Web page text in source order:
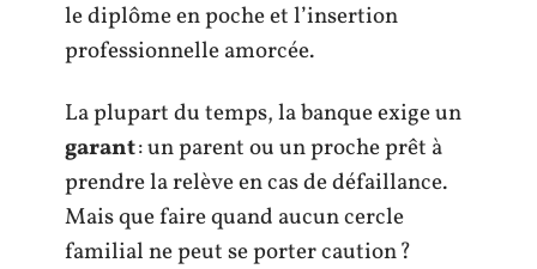
le diplôme en poche et l’insertion
professionnelle amorcée.
La plupart du temps, la banque exige un
garant: un parent ou un proche prêt à
prendre la relève en cas de défaillance.
Mais que faire quand aucun cercle
familial ne peut se porter caution ?